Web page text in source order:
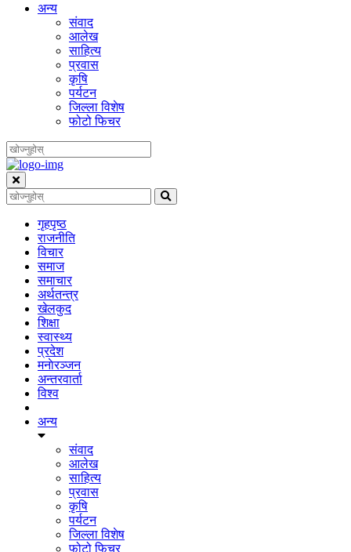
अन्य
संवाद
आलेख
साहित्य
प्रवास
कृषि
पर्यटन
जिल्ला विशेष
फोटो फिचर
गृहपृष्‍ठ
राजनीति
विचार
समाज
समाचार
अर्थतन्त्र
खेलकुद
शिक्षा
स्वास्थ्य
प्रदेश
मनाेरञ्जन
अन्तरवार्ता
विश्व
अन्य
संवाद
आलेख
साहित्य
प्रवास
कृषि
पर्यटन
जिल्ला विशेष
फोटो फिचर